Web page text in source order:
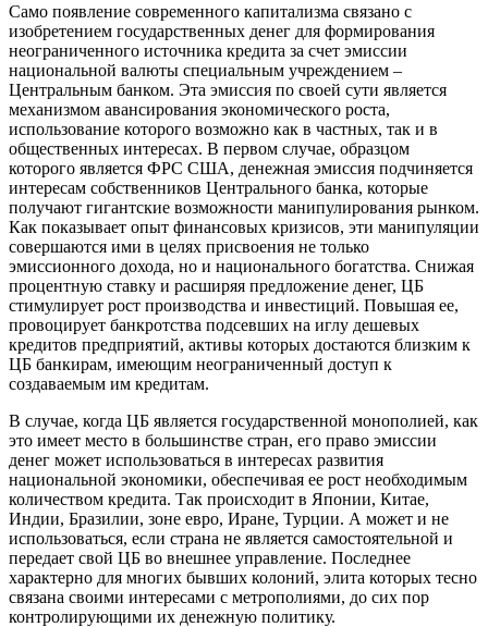
Само появление современного капитализма связано с
изобретением государственных денег для формирования
неограниченного источника кредита за счет эмиссии
национальной валюты специальным учреждением –
Центральным банком. Эта эмиссия по своей сути является
механизмом авансирования экономического роста,
использование которого возможно как в частных, так и в
общественных интересах. В первом случае, образцом
которого является ФРС США, денежная эмиссия подчиняется
интересам собственников Центрального банка, которые
получают гигантские возможности манипулирования рынком.
Как показывает опыт финансовых кризисов, эти манипуляции
совершаются ими в целях присвоения не только
эмиссионного дохода, но и национального богатства. Снижая
процентную ставку и расширяя предложение денег, ЦБ
стимулирует рост производства и инвестиций. Повышая ее,
провоцирует банкротства подсевших на иглу дешевых
кредитов предприятий, активы которых достаются близким к
ЦБ банкирам, имеющим неограниченный доступ к
создаваемым им кредитам.
В случае, когда ЦБ является государственной монополией, как
это имеет место в большинстве стран, его право эмиссии
денег может использоваться в интересах развития
национальной экономики, обеспечивая ее рост необходимым
количеством кредита. Так происходит в Японии, Китае,
Индии, Бразилии, зоне евро, Иране, Турции. А может и не
использоваться, если страна не является самостоятельной и
передает свой ЦБ во внешнее управление. Последнее
характерно для многих бывших колоний, элита которых тесно
связана своими интересами с метрополиями, до сих пор
контролирующими их денежную политику.